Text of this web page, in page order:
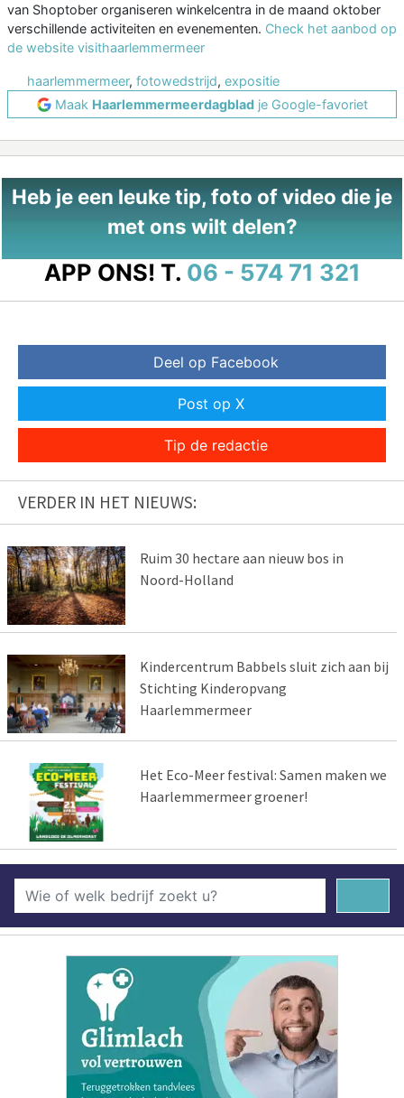
van Shoptober organiseren winkelcentra in de maand oktober
verschillende activiteiten en evenementen. Check het aanbod op
de website visithaarlemmermeer
haarlemmermeer, fotowedstrijd, expositie
Maak Haarlemmermeerdagbladje Google-favoriet
Heb je een leuke tip, foto of video die je
met ons wilt delen?
APP ONS! T. 06 - 574 71 321
Deel op Facebook
Post op X
Tip de redactie
VERDER IN HET NIEUWS:
Ruim 30 hectare aan nieuw bos in
Noord-Holland
Kindercentrum Babbels sluit zich aan bij
Stichting Kinderopvang
Haarlemmermeer
Het Eco-Meer festival: Samen maken we
Haarlemmermeer groener!